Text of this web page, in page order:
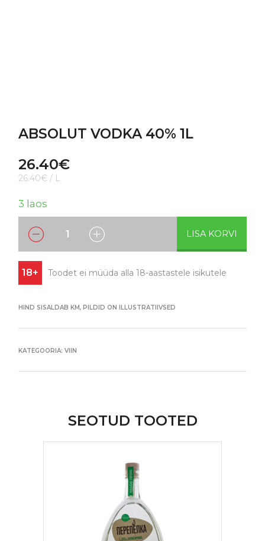
ABSOLUT VODKA 40% 1L
26.40€
26.40€ / L
3 laos
LISA KORVI
18+ Toodet ei müüda alla 18-aastastele isikutele
HIND SISALDAB KM, PILDID ON ILLUSTRATIIVSED
KATEGOORIA:VIIN
SEOTUD TOOTED